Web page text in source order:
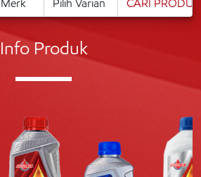
Info Produk